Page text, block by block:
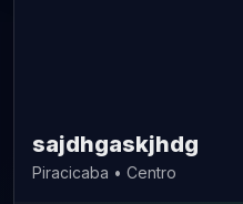
sajdhgaskjhdg
Piracicaba • Centro